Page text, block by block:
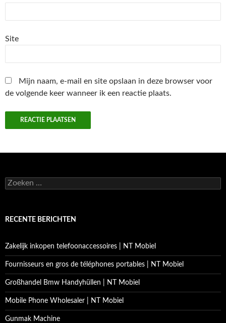
Site
Mijn naam, e-mail en site opslaan in deze browser voor
de volgende keer wanneer ik een reactie plaats.
Zoeken
naar:
RECENTE BERICHTEN
Zakelijk inkopen telefoonaccessoires | NT Mobiel
Fournisseurs en gros de téléphones portables | NT Mobiel
Großhandel Bmw Handyhüllen | NT Mobiel
Mobile Phone Wholesaler | NT Mobiel
Gunmak Machine